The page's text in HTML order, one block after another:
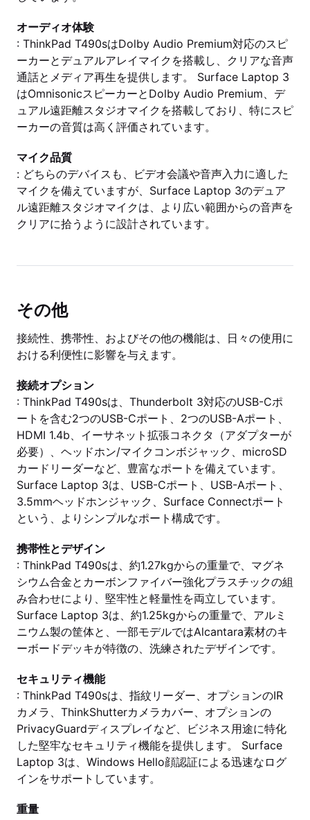
オーディオ体験
: ThinkPad T490sはDolby Audio Premium対応のスピ
ーカーとデュアルアレイマイクを搭載し、クリアな音声
通話とメディア再生を提供します。 Surface Laptop 3
はOmnisonicスピーカーとDolby Audio Premium、デ
ュアル遠距離スタジオマイクを搭載しており、特にスピ
ーカーの音質は高く評価されています。
マイク品質
: どちらのデバイスも、ビデオ会議や音声入力に適した
マイクを備えていますが、Surface Laptop 3のデュア
ル遠距離スタジオマイクは、より広い範囲からの音声を
クリアに拾うように設計されています。
その他
接続性、携帯性、およびその他の機能は、日々の使用に
おける利便性に影響を与えます。
接続オプション
: ThinkPad T490sは、Thunderbolt 3対応のUSB-Cポ
ートを含む2つのUSB-Cポート、2つのUSB-Aポート、
HDMI 1.4b、イーサネット拡張コネクタ（アダプターが
必要）、ヘッドホン/マイクコンボジャック、microSD
カードリーダーなど、豊富なポートを備えています。
Surface Laptop 3は、USB-Cポート、USB-Aポート、
3.5mmヘッドホンジャック、Surface Connectポート
という、よりシンプルなポート構成です。
携帯性とデザイン
: ThinkPad T490sは、約1.27kgからの重量で、マグネ
シウム合金とカーボンファイバー強化プラスチックの組
み合わせにより、堅牢性と軽量性を両立しています。
Surface Laptop 3は、約1.25kgからの重量で、アルミ
ニウム製の筐体と、一部モデルではAlcantara素材のキ
ーボードデッキが特徴の、洗練されたデザインです。
セキュリティ機能
: ThinkPad T490sは、指紋リーダー、オプションのIR
カメラ、ThinkShutterカメラカバー、オプションの
PrivacyGuardディスプレイなど、ビジネス用途に特化
した堅牢なセキュリティ機能を提供します。 Surface
Laptop 3は、Windows Hello顔認証による迅速なログ
インをサポートしています。
重量